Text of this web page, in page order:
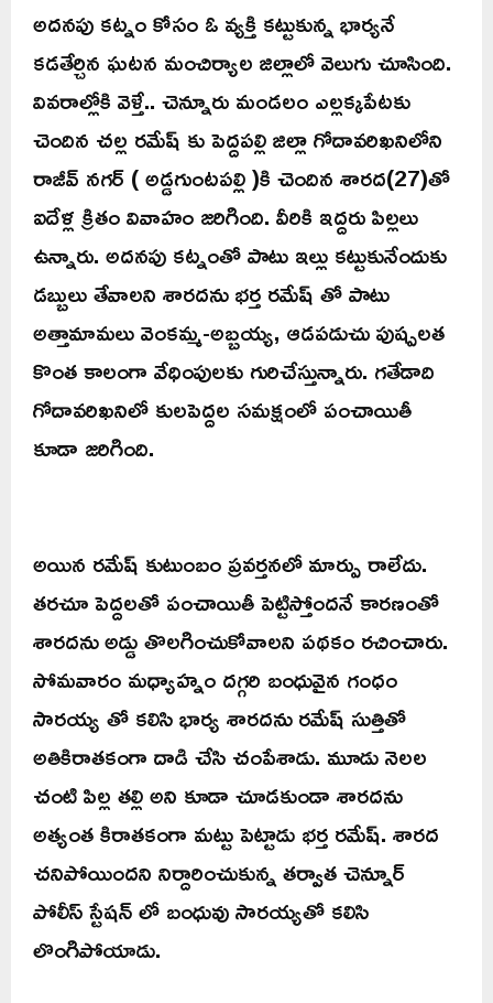
అదనపు కట్నం కోసం ఓ వ్యక్తి కట్టుకున్న భార్యనే
కడతేర్చిన ఘటన మంచిర్యాల జిల్లాలో వెలుగు చూసింది.
వివరాల్లోకి వెళ్తే.. చెన్నూరు మండలం ఎల్లక్కపేటకు
చెందిన చల్ల రమేష్ కు పెద్దపల్లి జిల్లా గోదావరిఖనిలోని
రాజీవ్ నగర్ ( అడ్డగుంటపల్లి )కి చెందిన శారద(27)తో
ఐదేళ్ల క్రితం వివాహం జరిగింది. వీరికి ఇద్దరు పిల్లలు
ఉన్నారు. అదనపు కట్నంతో పాటు ఇల్లు కట్టుకునేందుకు
డబ్బులు తేవాలని శారదను భర్త రమేష్ తో పాటు
అత్తామామలు వెంకమ్మ-అబ్బయ్య, ఆడపడుచు పుష్పలత
కొంత కాలంగా వేధింపులకు గురిచేస్తున్నారు. గతేడాది
గోదావరిఖనిలో కులపెద్దల సమక్షంలో పంచాయితీ
కూడా జరిగింది.
అయిన రమేష్ కుటుంబం ప్రవర్తనలో మార్పు రాలేదు.
తరచూ పెద్దలతో పంచాయితీ పెట్టిస్తోందనే కారణంతో
శారదను అడ్డు తొలగించుకోవాలని పథకం రచించారు.
సోమవారం మధ్యాహ్నం దగ్గరి బంధువైన గంధం
సారయ్య తో కలిసి భార్య శారదను రమేష్ సుత్తితో
అతికిరాతకంగా దాడి చేసి చంపేశాడు. మూడు నెలల
చంటి పిల్ల తల్లి అని కూడా చూడకుండా శారదను
అత్యంత కిరాతకంగా మట్టు పెట్టాడు భర్త రమేష్. శారద
చనిపోయిందని నిర్దారించుకున్న తర్వాత చెన్నూర్
పోలీస్ స్టేషన్ లో బంధువు సారయ్యతో కలిసి
లొంగిపోయాడు.